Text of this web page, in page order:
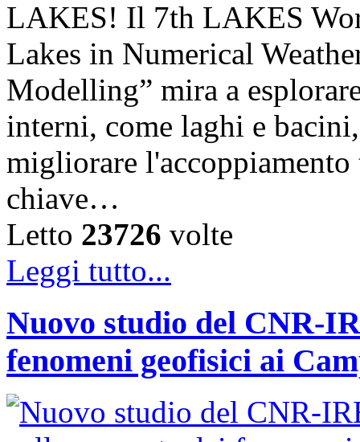
LAKES! Il 7th LAKES
Lakes in Numerical
Modelling” mira a
interni, come laghi e
migliorare l'accoppiamento
chiave…
Letto 23726 volte
Leggi tutto...
Nuovo studio del CNR-
fenomeni geofisici ai